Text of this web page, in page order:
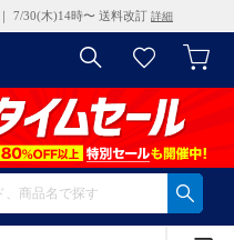
｜ 7/30(木)14時〜 送料改訂 詳細